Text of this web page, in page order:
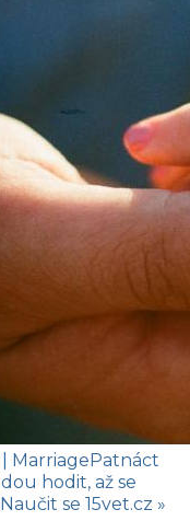
| MarriagePatnáct
hodit, až se
Naučit se 15vet.cz »